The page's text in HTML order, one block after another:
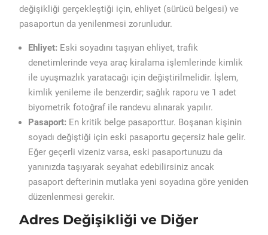
değişikliği gerçekleştiği için, ehliyet (sürücü belgesi) ve
pasaportun da yenilenmesi zorunludur.
Ehliyet: Eski soyadını taşıyan ehliyet, trafik
denetimlerinde veya araç kiralama işlemlerinde kimlik
ile uyuşmazlık yaratacağı için değiştirilmelidir. İşlem,
kimlik yenileme ile benzerdir; sağlık raporu ve 1 adet
biyometrik fotoğraf ile randevu alınarak yapılır.
Pasaport: En kritik belge pasaporttur. Boşanan kişinin
soyadı değiştiği için eski pasaportu geçersiz hale gelir.
Eğer geçerli vizeniz varsa, eski pasaportunuzu da
yanınızda taşıyarak seyahat edebilirsiniz ancak
pasaport defterinin mutlaka yeni soyadına göre yeniden
düzenlenmesi gerekir.
Adres Değişikliği ve Diğer